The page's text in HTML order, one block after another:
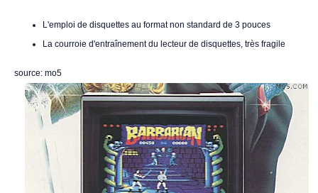
L'emploi de disquettes au format non standard de 3 pouces
La courroie d'entraînement du lecteur de disquettes, très fragile
source: mo5